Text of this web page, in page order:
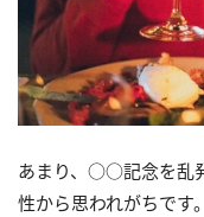
あまり、○○記念を乱
性から思われがちです。